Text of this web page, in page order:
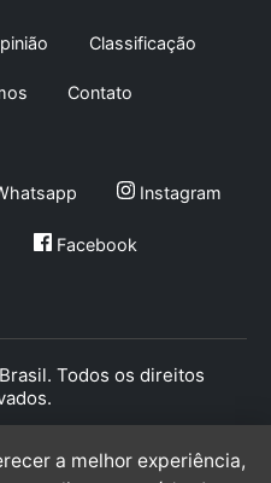
Classificação
Contato
Instagram
Facebook
Todos os direitos
a melhor experiência,